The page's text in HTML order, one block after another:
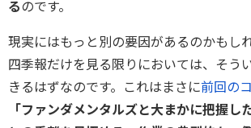
るのです。
現実にはもっと別の要因があるのかもし
四季報だけを見る限りにおいては、そう
きるはずなのです。これはまさに前回の
「ファンダメンタルズと大まかに把握し